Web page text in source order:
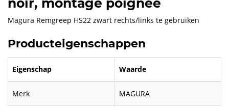
Magura Remgreep HS22 zwart rechts/links te gebruiken
Producteigenschappen
Eigenschap Waarde
Merk MAGURA